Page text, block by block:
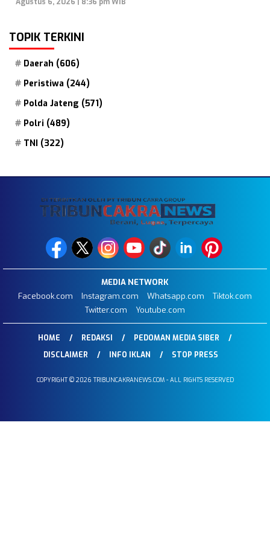
TOPIK TERKINI
Daerah (606)
Peristiwa (244)
Polda Jateng (571)
Polri (489)
TNI (322)
MEDIA NETWORK
Facebook.com
Instagram.com Whatsapp.com
Tiktok.com
Twitter.com
Youtube.com
HOME REDAKSI
PEDOMAN MEDIA SIBER
DISCLAIMER
INFO IKLAN STOP PRESS
COPYRIGHT © 2026 TRIBUNCAKRANEWS.COM - ALL RIGHTS RESERVED